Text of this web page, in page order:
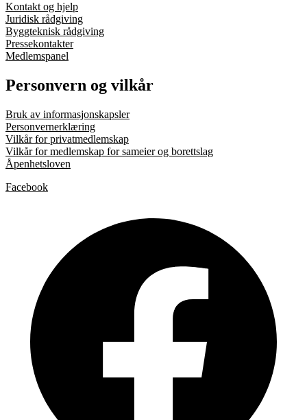
Kontakt og hjelp
Juridisk rådgiving
Byggteknisk rådgiving
Pressekontakter
Medlemspanel
Personvern og vilkår
Bruk av informasjonskapsler
Personvernerklæring
Vilkår for privatmedlemskap
Vilkår for medlemskap for sameier og borettslag
Åpenhetsloven
Facebook